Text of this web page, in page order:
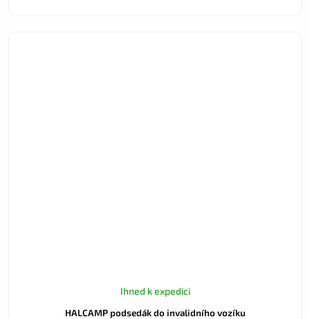
HALCAMP podsedák do invalidního vozíku
Ihned k expedici